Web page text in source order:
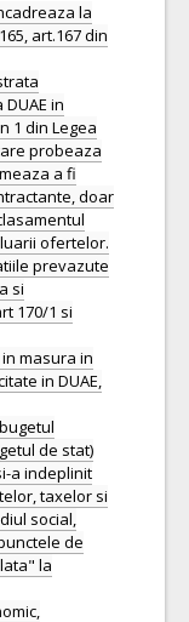
la
art.167 din
in
1 din Legea
probeaza
a fi
doar
ofertelor.
prevazute
si
170/1 si
masura in
in DUAE,
de stat)
a indeplinit
taxelor si
social,
de
la